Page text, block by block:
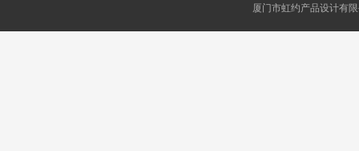
厦门市虹约产品设计有